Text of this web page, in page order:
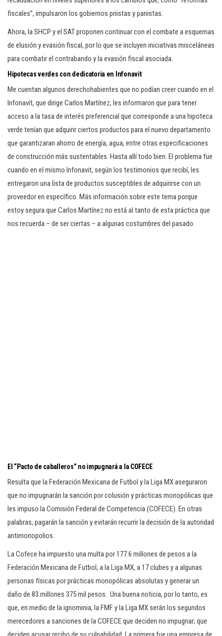
fiscales”, impulsaron los gobiernos priistas y panistas.
Ahora, la SHCP y el SAT proponen continuar con el combate a esquemas
de elusión y evasión fiscal, por lo que se incluyen iniciativas misceláneas
para combatir el contrabando y la evasión fiscal asociada.
Hipotecas verdes con dedicatoria en Infonavit
Me cuentan algunos derechohabientes que no podían creer cuando en el
Infonavit, que dirige Carlos Martínez, les informaron que para tener
acceso a la tasa de interés preferencial que corresponde a una hipoteca
verde tenían que adquirir ciertos productos para el nuevo departamento
que garantizaran ahorro de energía, agua, entre otras especificaciones
de construcción más sustentables. Hasta allí todo bien. El problema fue
cuando en el mismo Infonavit, según los testimonios que recibí, les
entregaron una lista de productos susceptibles de adquirirse con un
proveedor en específico. Más información sobre este tema porque
estoy segura que Carlos Martínez no está al tanto de esta práctica que
nos recuerda – de ser ciertas – a algunas costumbres del pasado.
El “Pacto de caballeros” no impugnará a la COFECE
Resulta que la Federación Mexicana de Futbol y la Liga MX aseguraron
que no impugnarán la sanción por colusión y prácticas monopólicas que
les impuso la Comisión Federal de Competencia (COFECE). En otras
palabras, pagarán la sanción y evitarán recurrir la decisión de la autoridad
antimonopolios.
La Cofece ha impuesto una multa por 177.6 millones de pesos a la
Federación Mexicana de Futbol, a la Liga MX, a 17 clubes y a algunas
personas físicas por prácticas monopólicas absolutas y generar un
daño de 83 millones 375 mil pesos. Una buena noticia, por lo tanto, es
que, en medio de la ignominia, la FMF y la Liga MX serán los segundos
merecedores a sanciones de la COFECE que deciden no impugnar; que